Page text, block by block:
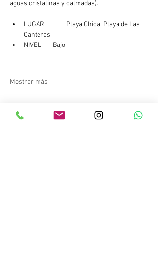
aguas cristalinas y calmadas).
LUGAR	  Playa Chica, Playa de Las
Canteras
NIVEL        Bajo
Mostrar más